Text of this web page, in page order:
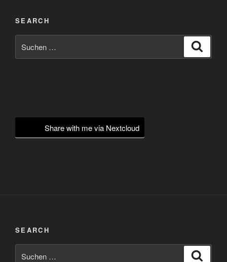
SEARCH
nach:
Share with me via Nextcloud
SEARCH